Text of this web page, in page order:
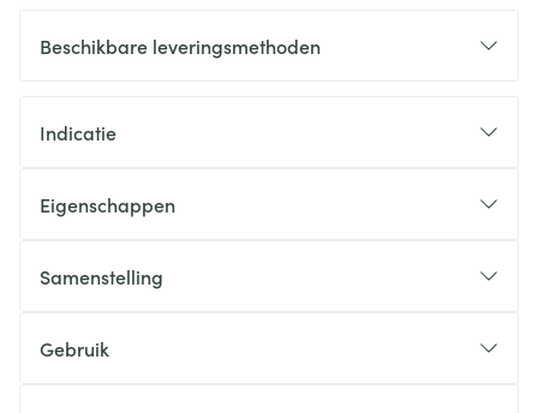
Beschikbare leveringsmethoden
Indicatie
Eigenschappen
Samenstelling
Gebruik